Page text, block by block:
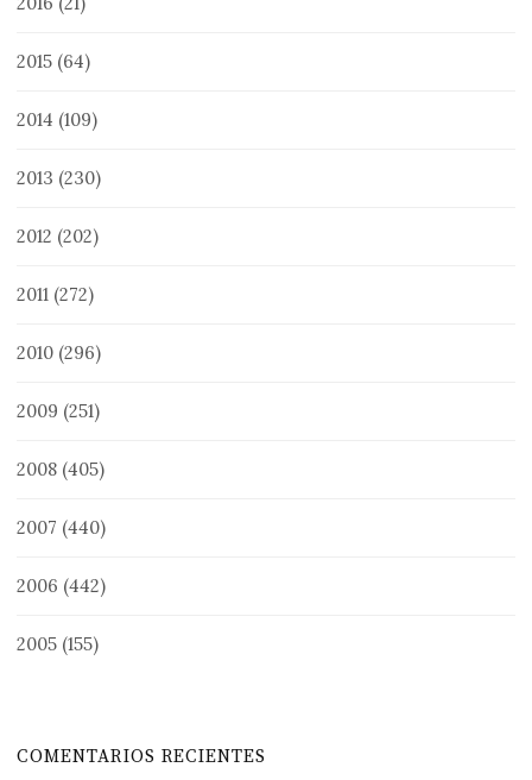
2015 (64)
2014 (109)
2013 (230)
2012 (202)
2011 (272)
2010 (296)
2009 (251)
2008 (405)
2007 (440)
2006 (442)
2005 (155)
COMENTARIOS RECIENTES